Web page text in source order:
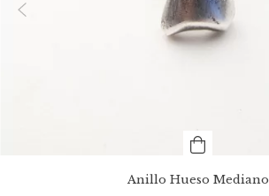
Anillo Hueso Mediano